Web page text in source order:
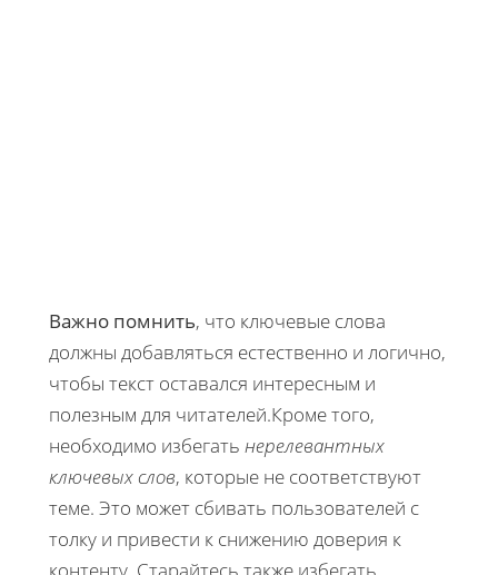
Важно помнить, что ключевые слова
должны добавляться естественно и логично,
чтобы текст оставался интересным и
полезным для читателей.Кроме того,
необходимо избегать нерелевантных
ключевых слов, которые не соответствуют
теме. Это может сбивать пользователей с
толку и привести к снижению доверия к
контенту. Старайтесь также избегать